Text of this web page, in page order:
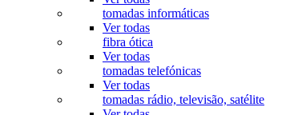
tomadas informáticas
Ver todas
fibra ótica
Ver todas
tomadas telefónicas
Ver todas
tomadas rádio, televisão, satélite